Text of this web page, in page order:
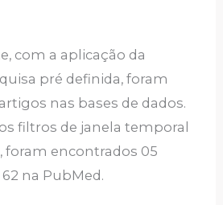
com a aplicação da
pré definida, foram
nas bases de dados.
filtros de janela temporal
foram encontrados 05
na PubMed.